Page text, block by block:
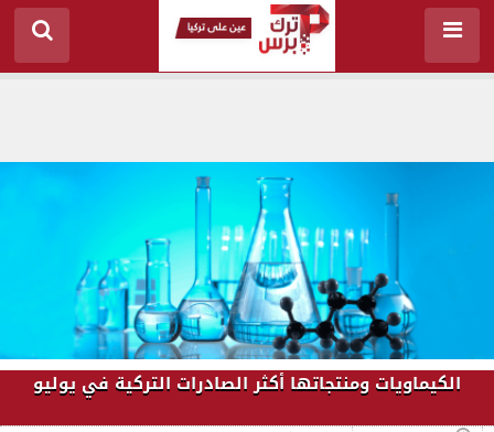
الكيماويات ومنتجاتها أكثر الصادرات التركية في يوليو